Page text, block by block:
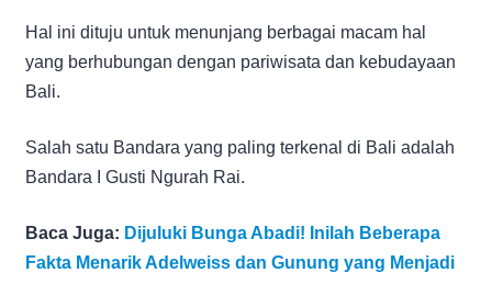
Hal ini dituju untuk menunjang berbagai macam hal
yang berhubungan dengan pariwisata dan kebudayaan
Bali.
Salah satu Bandara yang paling terkenal di Bali adalah
Bandara I Gusti Ngurah Rai.
Baca Juga: Dijuluki Bunga Abadi! Inilah Beberapa
Fakta Menarik Adelweiss dan Gunung yang Menjadi